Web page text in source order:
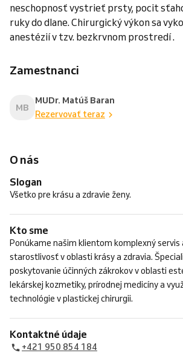
neschopnosť vystrieť prsty, pocit
ruky do dlane. Chirurgický výkon sa
anestézií v tzv. bezkrvnom prostredí .
Zamestnanci
MB
MUDr. Matúš Baran
Rezervovať teraz
O nás
Slogan
Všetko pre krásu a zdravie ženy.
Kto sme
Ponúkame našim klientom komplexný servis
starostlivosť v oblasti krásy a zdravia.
poskytovanie účinných zákrokov v oblasti
lekárskej kozmetiky, prírodnej medicíny a
technológie v plastickej chirurgii.
Kontaktné údaje
+421 950 854 184